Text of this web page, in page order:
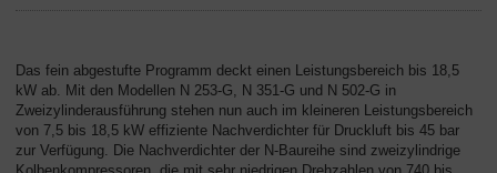
Das fein abgestufte Programm deckt einen Leistungsbereich bis 18,5
kW ab. Mit den Modellen N 253-G, N 351-G und N 502-G in
Zweizylinderausführung stehen nun auch im kleineren Leistungsbereich
von 7,5 bis 18,5 kW effiziente Nachverdichter für Druckluft bis 45 bar
zur Verfügung. Die Nachverdichter der N-Baureihe sind zweizylindrige
Kolbenkompressoren, die mit sehr niedrigen Drehzahlen von 740 bis